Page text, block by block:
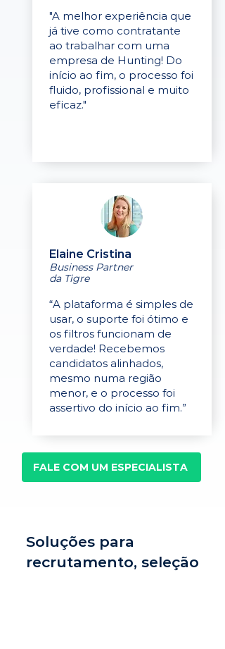
"A melhor experiência que
já tive como contratante
ao trabalhar com uma
empresa de Hunting! Do
início ao fim, o processo foi
fluido, profissional e muito
eficaz."
Elaine Cristina
Business Partner
da Tigre
“A plataforma é simples de
usar, o suporte foi ótimo e
os filtros funcionam de
verdade! Recebemos
candidatos alinhados,
mesmo numa região
menor, e o processo foi
assertivo do início ao fim.”
FALE COM UM ESPECIALISTA
Soluções para
recrutamento, seleção